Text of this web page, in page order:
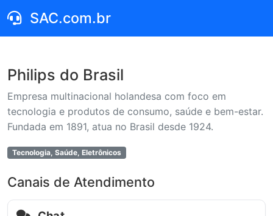
SAC.com.br
Philips do Brasil
Empresa multinacional holandesa com foco em
tecnologia e produtos de consumo, saúde e bem-estar.
Fundada em 1891, atua no Brasil desde 1924.
Tecnologia, Saúde, Eletrônicos
Canais de Atendimento